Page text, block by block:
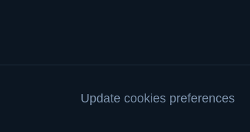
Update cookies preferences